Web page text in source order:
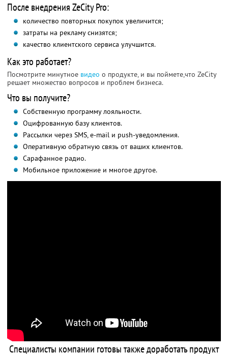
После внедрения ZeCity Pro:
количество повторных покупок увеличится;
затраты на рекламу снизятся;
качество клиентского сервиса улучшится.
Как это работает?
Посмотрите минутное видео о продукте, и вы поймете,что ZeCity
решает множество вопросов и проблем бизнеса.
Что вы получите?
Собственную программу лояльности.
Оцифрованную базу клиентов.
Рассылки через SMS, e-mail и push-уведомления.
Оперативную обратную связь от ваших клиентов.
Сарафанное радио.
Мобильное приложение и многое другое.
Специалисты компании готовы также доработать продукт